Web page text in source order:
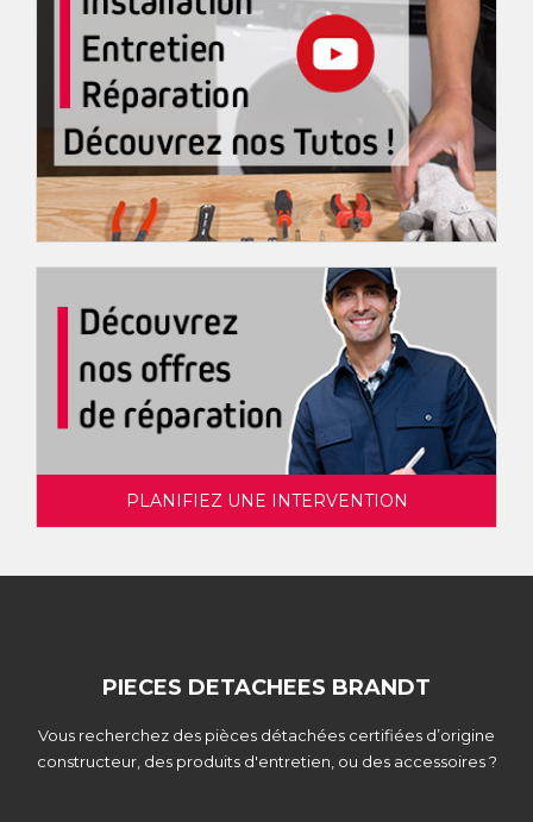
PLANIFIEZ UNE INTERVENTION
PIECES DETACHEES BRANDT
Vous recherchez des pièces détachées certifiées d’origine
constructeur, des produits d'entretien, ou des accessoires ?